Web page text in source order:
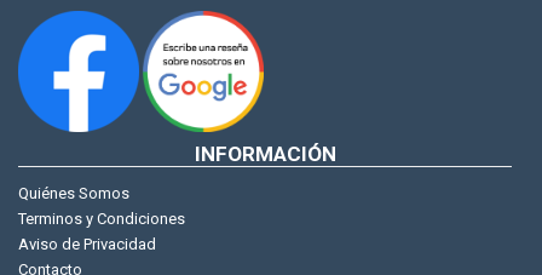
INFORMACIÓN
Quiénes Somos
Terminos y Condiciones
Aviso de Privacidad
Contacto